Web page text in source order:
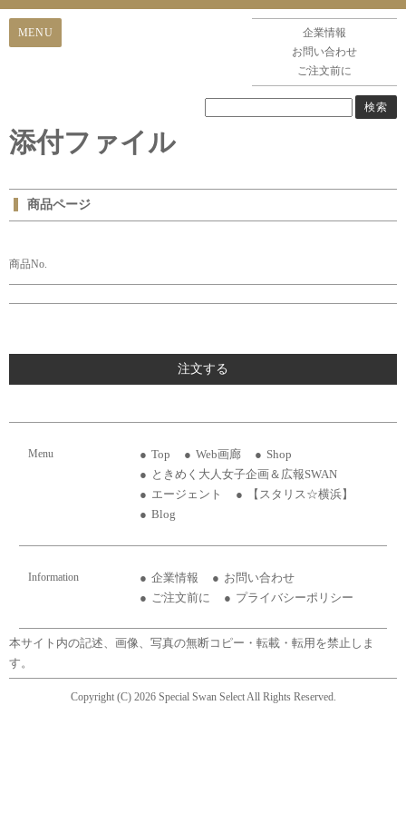
企業情報
お問い合わせ
ご注文前に
添付ファイル
商品ページ
商品No.
注文する
Menu Top Web画廊
Shop
ときめく大人女子企画＆広報SWAN
エージェント
【スタリス☆横浜】
Blog
Information 企業情報
お問い合わせ
ご注文前に
プライバシーポリシー
本サイト内の記述、画像、写真の無断コピー・転載・転用を禁止しま
す。
Copyright (C) 2026 Special Swan Select All Rights Reserved.